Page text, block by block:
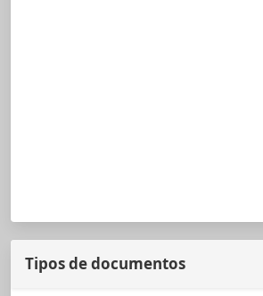
Tipos de documentos